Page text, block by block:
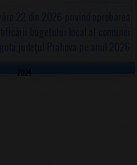
22 din 2026 privind aprobarea
bugetului local al comunei
Prahova pe anul 2026
2024